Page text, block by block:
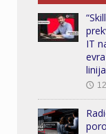
IT
🕔